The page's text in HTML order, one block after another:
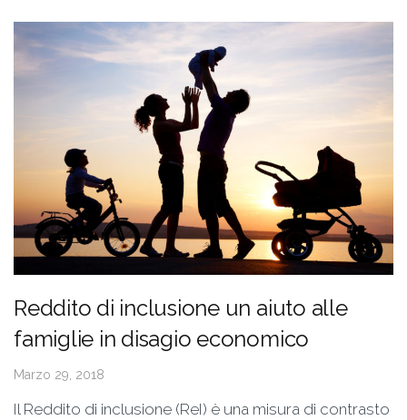
Reddito di inclusione un aiuto alle
famiglie in disagio economico
Marzo 29, 2018
Il Reddito di inclusione (ReI) è una misura di contrasto